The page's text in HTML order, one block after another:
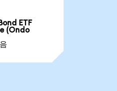
ETF
(Ondo